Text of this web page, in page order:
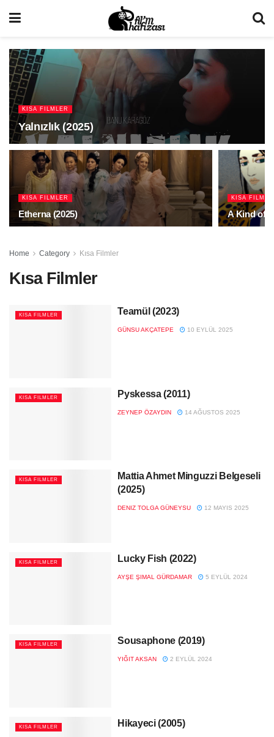
KISA FILMLER
Yalnızlık (2025)
KISA FILMLER
Etherna (2025)
KISA
A Kind of
Home Category Kısa Filmler
Kısa Filmler
KISA FILMLER Teamül (2023)
GÜNSU AKÇATEPE 10 EYLÜL 2025
KISA FILMLER Pyskessa (2011)
ZEYNEP ÖZAYDIN 14 AĞUSTOS 2025
KISA FILMLER
Mattia Ahmet Minguzzi Belgeseli
(2025)
DENIZ TOLGA GÜNEYSU 12 MAYIS 2025
KISA FILMLER Lucky Fish (2022)
AYŞE ŞIMAL GÜRDAMAR 5 EYLÜL 2024
KISA FILMLER Sousaphone (2019)
YIĞIT AKSAN 2 EYLÜL 2024
KISA FILMLER Hikayeci (2005)